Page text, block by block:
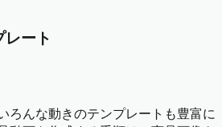
ート
ろんな動きのテンプレートも豊富に